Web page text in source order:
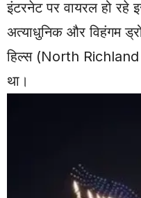
इंटरनेट पर वायरल हो रहे
अत्याधुनिक और विहंगम
हिल्स (North Richland
था।